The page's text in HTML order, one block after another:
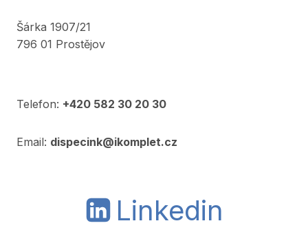
Šárka 1907/21
796 01 Prostějov
Telefon: +420 582 30 20 30
Email: dispecink@ikomplet.cz
Linkedin